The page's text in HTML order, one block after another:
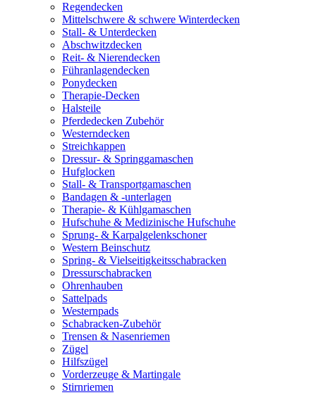
Regendecken
Mittelschwere & schwere Winterdecken
Stall- & Unterdecken
Abschwitzdecken
Reit- & Nierendecken
Führanlagendecken
Ponydecken
Therapie-Decken
Halsteile
Pferdedecken Zubehör
Westerndecken
Streichkappen
Dressur- & Springgamaschen
Hufglocken
Stall- & Transportgamaschen
Bandagen & -unterlagen
Therapie- & Kühlgamaschen
Hufschuhe & Medizinische Hufschuhe
Sprung- & Karpalgelenkschoner
Western Beinschutz
Spring- & Vielseitigkeitsschabracken
Dressurschabracken
Ohrenhauben
Sattelpads
Westernpads
Schabracken-Zubehör
Trensen & Nasenriemen
Zügel
Hilfszügel
Vorderzeuge & Martingale
Stirnriemen